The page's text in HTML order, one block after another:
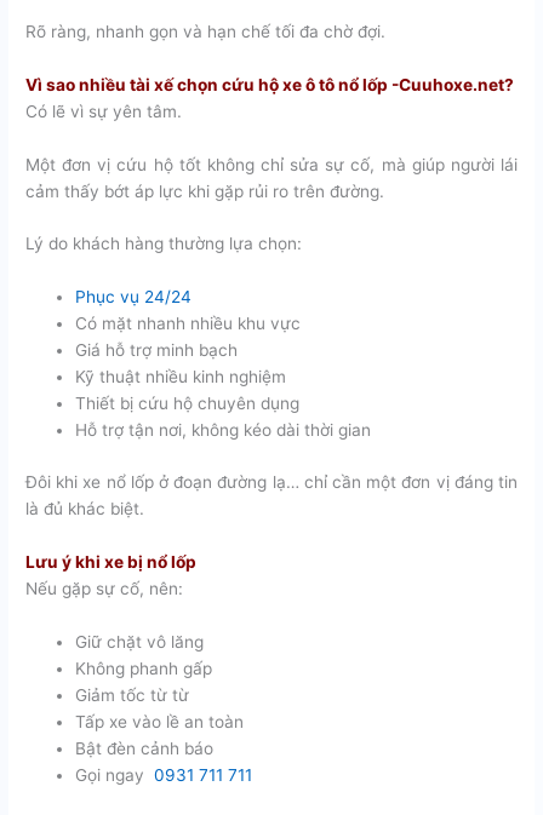
Rõ ràng, nhanh gọn và hạn chế tối đa chờ đợi.
Vì sao nhiều tài xế chọn cứu hộ xe ô tô nổ lốp -Cuuhoxe.net?
Có lẽ vì sự yên tâm.
Một đơn vị cứu hộ tốt không chỉ sửa sự cố, mà giúp người lái
cảm thấy bớt áp lực khi gặp rủi ro trên đường.
Lý do khách hàng thường lựa chọn:
Phục vụ 24/24
Có mặt nhanh nhiều khu vực
Giá hỗ trợ minh bạch
Kỹ thuật nhiều kinh nghiệm
Thiết bị cứu hộ chuyên dụng
Hỗ trợ tận nơi, không kéo dài thời gian
Đôi khi xe nổ lốp ở đoạn đường lạ… chỉ cần một đơn vị đáng tin
là đủ khác biệt.
Lưu ý khi xe bị nổ lốp
Nếu gặp sự cố, nên:
Giữ chặt vô lăng
Không phanh gấp
Giảm tốc từ từ
Tấp xe vào lề an toàn
Bật đèn cảnh báo
Gọi ngay 0931 711 711